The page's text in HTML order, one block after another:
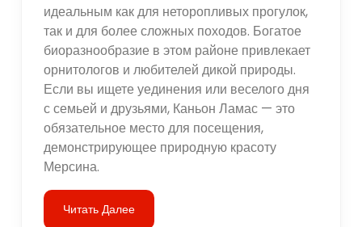
идеальным как для неторопливых прогулок,
так и для более сложных походов. Богатое
биоразнообразие в этом районе привлекает
орнитологов и любителей дикой природы.
Если вы ищете уединения или веселого дня
с семьей и друзьями, Каньон Ламас — это
обязательное место для посещения,
демонстрирующее природную красоту
Мерсина.
Читать Далее